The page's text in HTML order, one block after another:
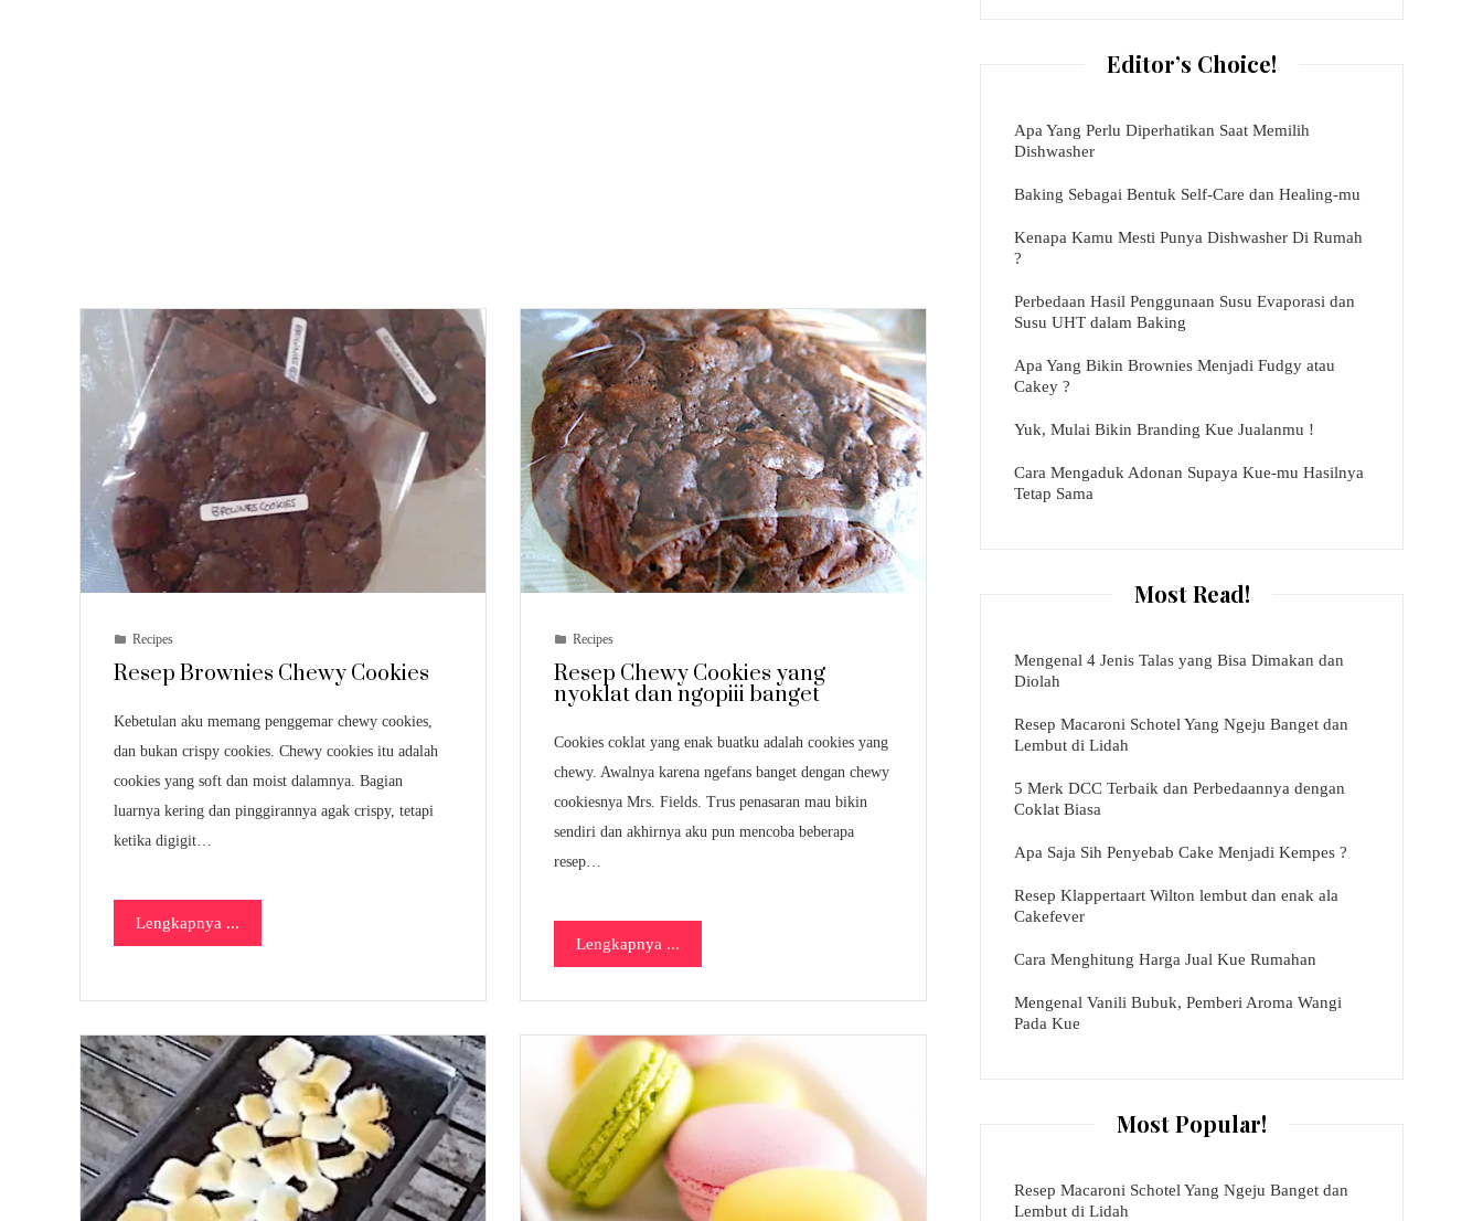
Recipes
Resep Brownies Chewy Cookies
Kebetulan aku memang penggemar chewy cookies,
dan bukan crispy cookies. Chewy cookies itu adalah
cookies yang soft dan moist dalamnya. Bagian
luarnya kering dan pinggirannya agak crispy, tetapi
ketika digigit…
Lengkapnya ...
Recipes
Resep Chewy Cookies yang
nyoklat dan ngopiii banget
Cookies coklat yang enak buatku adalah cookies yang
chewy. Awalnya karena ngefans banget dengan chewy
cookiesnya Mrs. Fields. Trus penasaran mau bikin
sendiri dan akhirnya aku pun mencoba beberapa
resep…
Lengkapnya ...
Editor’s Choice!
Apa Yang Perlu Diperhatikan Saat Memilih
Dishwasher
Baking Sebagai Bentuk Self-Care dan Healing-mu
Kenapa Kamu Mesti Punya Dishwasher Di Rumah
?
Perbedaan Hasil Penggunaan Susu Evaporasi dan
Susu UHT dalam Baking
Apa Yang Bikin Brownies Menjadi Fudgy atau
Cakey ?
Yuk, Mulai Bikin Branding Kue Jualanmu !
Cara Mengaduk Adonan Supaya Kue-mu Hasilnya
Tetap Sama
Most Read!
Mengenal 4 Jenis Talas yang Bisa Dimakan dan
Diolah
Resep Macaroni Schotel Yang Ngeju Banget dan
Lembut di Lidah
5 Merk DCC Terbaik dan Perbedaannya dengan
Coklat Biasa
Apa Saja Sih Penyebab Cake Menjadi Kempes ?
Resep Klappertaart Wilton lembut dan enak ala
Cakefever
Cara Menghitung Harga Jual Kue Rumahan
Mengenal Vanili Bubuk, Pemberi Aroma Wangi
Pada Kue
Most Popular!
Resep Macaroni Schotel Yang Ngeju Banget dan
Lembut di Lidah